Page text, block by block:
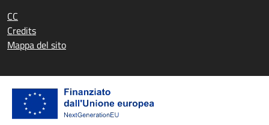
CC
Credits
Mappa del sito